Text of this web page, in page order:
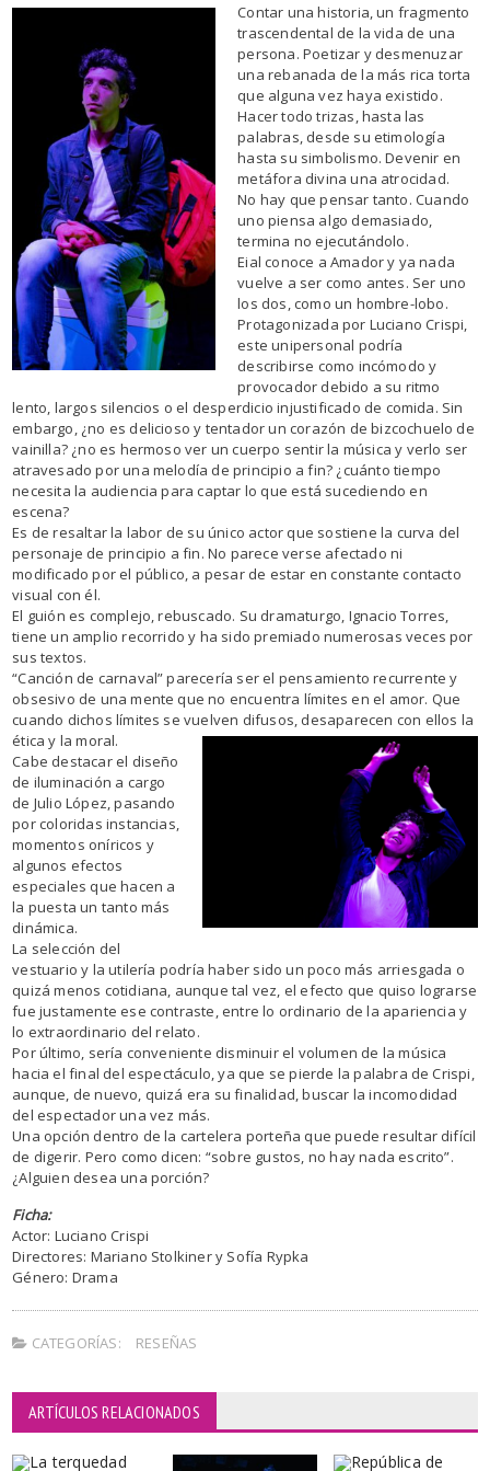
Contar una historia, un fragmento
trascendental de la vida de una
persona. Poetizar y desmenuzar
una rebanada de la más rica torta
que alguna vez haya existido.
Hacer todo trizas, hasta las
palabras, desde su etimología
hasta su simbolismo. Devenir en
metáfora divina una atrocidad.
No hay que pensar tanto. Cuando
uno piensa algo demasiado,
termina no ejecutándolo.
Eial conoce a Amador y ya nada
vuelve a ser como antes. Ser uno
los dos, como un hombre-lobo.
Protagonizada por Luciano Crispi,
este unipersonal podría
describirse como incómodo y
provocador debido a su ritmo
lento, largos silencios o el desperdicio injustificado de comida. Sin
embargo, ¿no es delicioso y tentador un corazón de bizcochuelo de
vainilla? ¿no es hermoso ver un cuerpo sentir la música y verlo ser
atravesado por una melodía de principio a fin? ¿cuánto tiempo
necesita la audiencia para captar lo que está sucediendo en
escena?
Es de resaltar la labor de su único actor que sostiene la curva del
personaje de principio a fin. No parece verse afectado ni
modificado por el público, a pesar de estar en constante contacto
visual con él.
El guión es complejo, rebuscado. Su dramaturgo, Ignacio Torres,
tiene un amplio recorrido y ha sido premiado numerosas veces por
sus textos.
“Canción de carnaval” parecería ser el pensamiento recurrente y
obsesivo de una mente que no encuentra límites en el amor. Que
cuando dichos límites se vuelven difusos, desaparecen con ellos la
ética y la moral.
Cabe destacar el diseño
de iluminación a cargo
de Julio López, pasando
por coloridas instancias,
momentos oníricos y
algunos efectos
especiales que hacen a
la puesta un tanto más
dinámica.
La selección del
vestuario y la utilería podría haber sido un poco más arriesgada o
quizá menos cotidiana, aunque tal vez, el efecto que quiso lograrse
fue justamente ese contraste, entre lo ordinario de la apariencia y
lo extraordinario del relato.
Por último, sería conveniente disminuir el volumen de la música
hacia el final del espectáculo, ya que se pierde la palabra de Crispi,
aunque, de nuevo, quizá era su finalidad, buscar la incomodidad
del espectador una vez más.
Una opción dentro de la cartelera porteña que puede resultar difícil
de digerir. Pero como dicen: “sobre gustos, no hay nada escrito”.
¿Alguien desea una porción?
Ficha:
Actor: Luciano Crispi
Directores: Mariano Stolkiner y Sofía Rypka
Género: Drama
CATEGORÍAS: RESEÑAS
ARTÍCULOS RELACIONADOS